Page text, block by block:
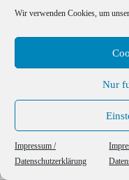
Wir verwenden Cookies, um
Nur
Impressum /
Datenschutzerklärung